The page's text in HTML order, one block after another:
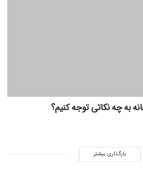
به چه نکاتی توجه کنیم؟
بارگذاری بیشتر